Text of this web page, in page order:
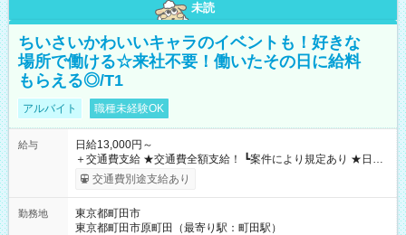
未読
ちいさいかわいいキャラのイベントも！好きな
場所で働ける☆来社不要！働いたその日に給料
もらえる◎/T1
アルバイト 職種未経験OK
給与
日給13,000円～
＋交通費支給 ★交通費全額支給！ ┗案件により規定あり ★日払
いOK！（規定あり） ┗働いたその日に現金GET♪ お仕事後はコ
ンビニATMから 日払い分を引き落とせます！ 【試用期間】試
交通費別途支給あり
勤務地
東京都町田市
東京都町田市原町田（最寄り駅：町田駅）